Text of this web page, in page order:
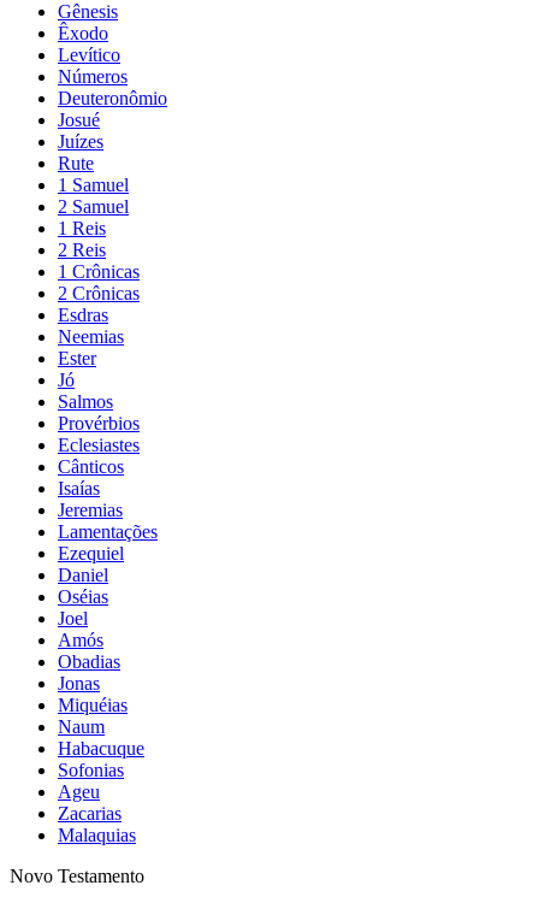
Gênesis
Êxodo
Levítico
Números
Deuteronômio
Josué
Juízes
Rute
1 Samuel
2 Samuel
1 Reis
2 Reis
1 Crônicas
2 Crônicas
Esdras
Neemias
Ester
Jó
Salmos
Provérbios
Eclesiastes
Cânticos
Isaías
Jeremias
Lamentações
Ezequiel
Daniel
Oséias
Joel
Amós
Obadias
Jonas
Miquéias
Naum
Habacuque
Sofonias
Ageu
Zacarias
Malaquias
Novo Testamento